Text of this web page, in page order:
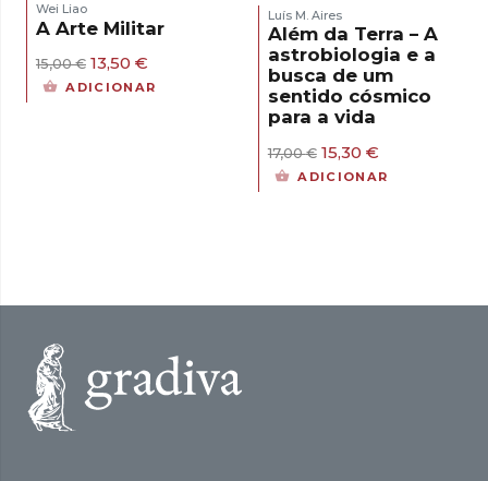
Wei Liao
A Arte Militar
15,00€ O
preço
13,50 €
preço
ADICIONAR
Luís M. Aires
Além da Terra – A
astrobiologia e a
busca de um
sentido cósmico
para a vida
17,00€ O
preço
original
15,30 €O
preço
atual
ADICIONAR